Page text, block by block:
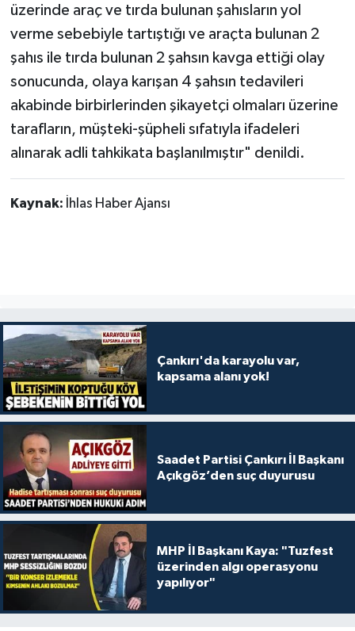
üzerinde araç ve tırda bulunan şahısların yol
verme sebebiyle tartıştığı ve araçta bulunan 2
şahıs ile tırda bulunan 2 şahsın kavga ettiği olay
sonucunda, olaya karışan 4 şahsın tedavileri
akabinde birbirlerinden şikayetçi olmaları üzerine
tarafların, müşteki-şüpheli sıfatıyla ifadeleri
alınarak adli tahkikata başlanılmıştır" denildi.
Kaynak: İhlas Haber Ajansı
Çankırı'da karayolu var,
kapsama alanı yok!
Saadet Partisi Çankırı İl Başkanı
Açıkgöz’den suç duyurusu
MHP İl Başkanı Kaya: "Tuzfest
üzerinden algı operasyonu
yapılıyor"